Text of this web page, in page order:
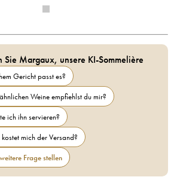
Sie Margaux, unsere KI-Sommelière
Gericht passt es?
Weine empfiehlst du mir?
ich ihn servieren?
mich der Versand?
Frage stellen